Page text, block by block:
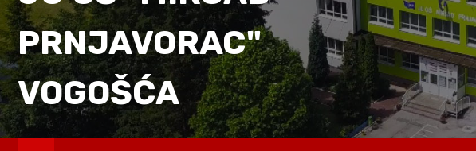
PRNJAVORAC"
VOGOŠĆA